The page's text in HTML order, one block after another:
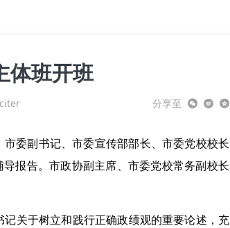
体班开班
分享至
委副书记、市委宣传部部长、市委党校校长
报告。市政协副主席、市委党校常务副校长
关于树立和践行正确政绩观的重要论述，充